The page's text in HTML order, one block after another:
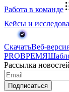
Работа в команде
Кейсы и
СкачатьВеб-
PROВРЕМЯ
Рассылка новостей
Подписаться